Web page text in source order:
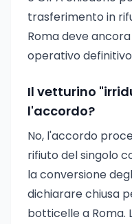
trasferimento in
Roma deve
operativo
Il vetturino
l'accordo?
No, l'accordo
rifiuto del singolo
la conversione
dichiarare chiusa
botticelle a